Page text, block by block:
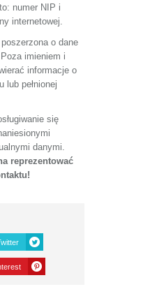
numer NIP i
internetowej.
o dane
imieniem i
informacje o
lub pełnionej
się
danymi.
reprezentować